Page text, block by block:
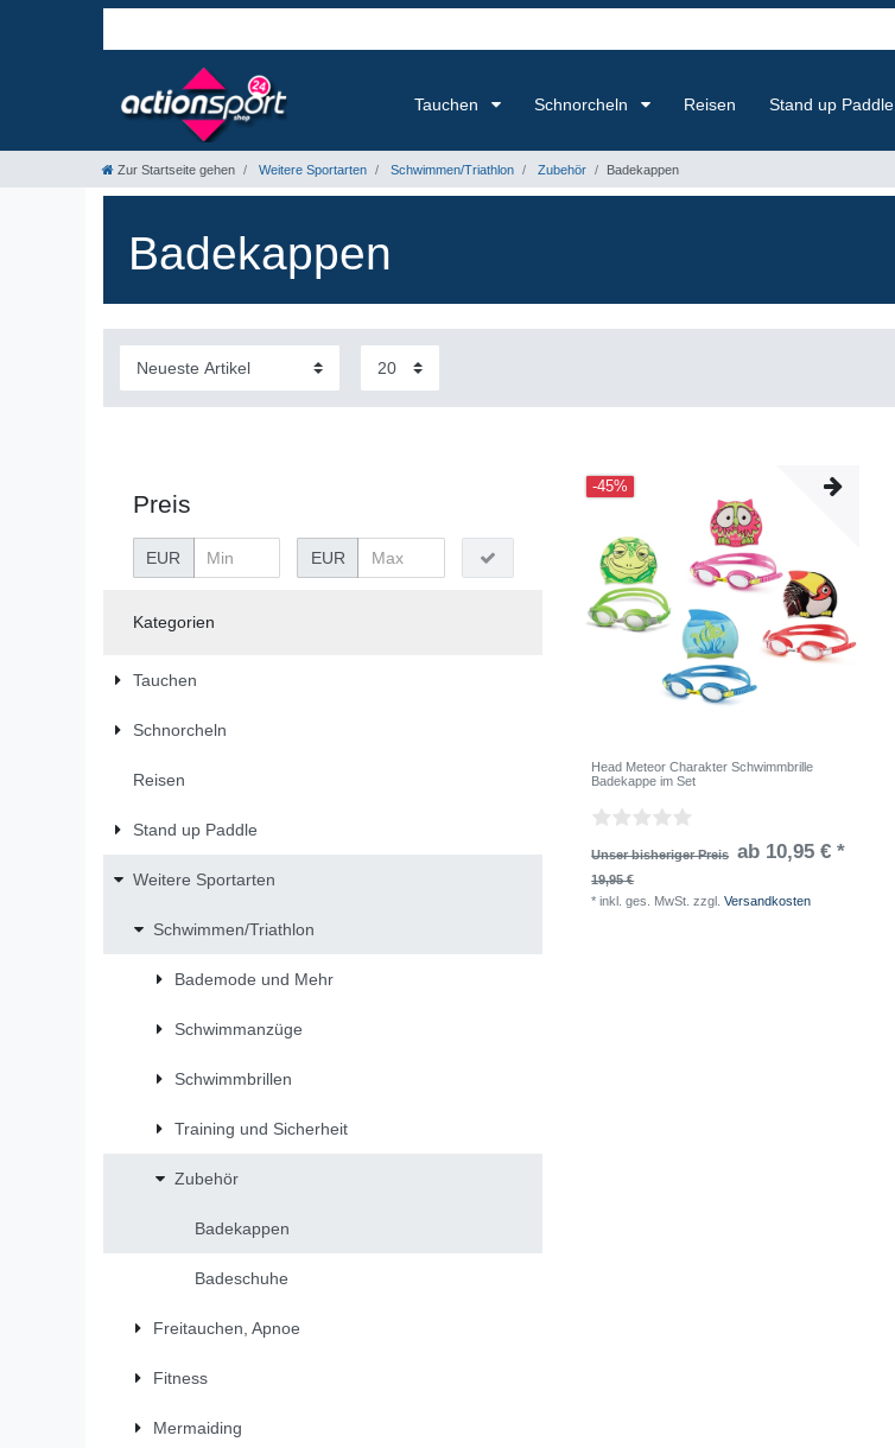
Tauchen Schnorcheln Reisen Stand up Paddle
Zur Startseite gehen Weitere Sportarten Schwimmen/Triathlon Zubehör Badekappen
Badekappen
Preis
EUR EUR
Kategorien
Tauchen
Schnorcheln
Reisen
Stand up Paddle
Weitere Sportarten
Schwimmen/Triathlon
Bademode und Mehr
Schwimmanzüge
Schwimmbrillen
Training und Sicherheit
Zubehör
Badekappen
Badeschuhe
Freitauchen, Apnoe
Fitness
Mermaiding
-45%
Head Meteor Charakter Schwimmbrille
Badekappe im Set
Unser bisheriger Preis
19,95 €
ab 10,95 € *
*inkl. ges. MwSt. zzgl.Versandkosten